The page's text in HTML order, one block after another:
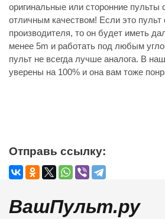
оригинальные или сторонние пульты
отличным качеством! Если это пульт
производителя, то он будет иметь
менее 5m и работать под любым
пульт не всегда лучше аналога. В
уверены на 100% и она вам тоже
Отправь ссылку:
ВашПульт.ру